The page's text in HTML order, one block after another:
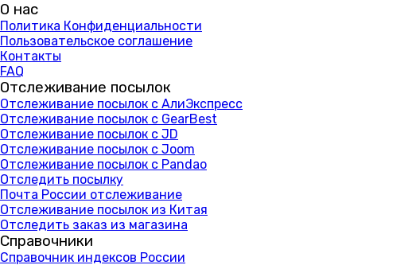
О нас
Политика Конфиденциальности
Пользовательское соглашение
Контакты
FAQ
Отслеживание посылок
Отслеживание посылок с АлиЭкспресс
Отслеживание посылок с GearBest
Отслеживание посылок с JD
Отслеживание посылок с Joom
Отслеживание посылок с Pandao
Отследить посылку
Почта России отслеживание
Отслеживание посылок из Китая
Отследить заказ из магазина
Справочники
Справочник индексов России